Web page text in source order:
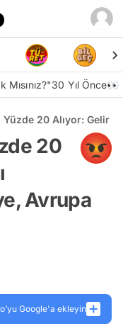
Mısınız?"30 Yıl Önce👀
Yüzde 20 Alıyor: Gelir
20
Avrupa
Google'a ekleyin